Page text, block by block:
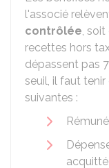
l'associé
contrôlée, soit
recettes hors
dépassent pas
seuil, il faut
suivantes :